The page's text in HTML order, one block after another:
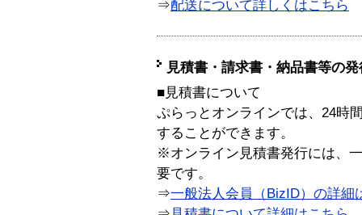
⇒配送について詳しくはこちら
見積書・請求書・納品書等の
■見積書について
ぷらっとオンラインでは、24時
することができます。
※オンライン見積書発行には、
要です。
⇒一般法人会員（BizID）の詳細